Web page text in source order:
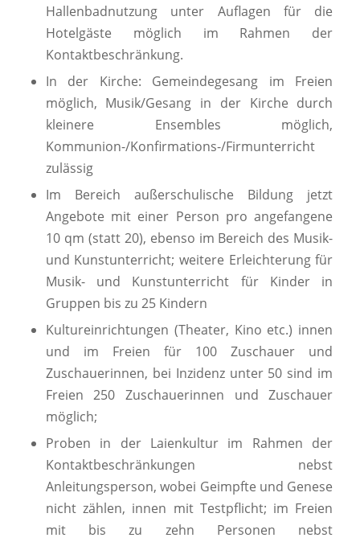
Hallenbadnutzung unter Auflagen für die
Hotelgäste möglich im Rahmen der
Kontaktbeschränkung.
In der Kirche: Gemeindegesang im Freien
möglich, Musik/Gesang in der Kirche durch
kleinere Ensembles möglich,
Kommunion-/Konfirmations-/Firmunterricht
zulässig
Im Bereich außerschulische Bildung jetzt
Angebote mit einer Person pro angefangene
10 qm (statt 20), ebenso im Bereich des Musik-
und Kunstunterricht; weitere Erleichterung für
Musik- und Kunstunterricht für Kinder in
Gruppen bis zu 25 Kindern
Kultureinrichtungen (Theater, Kino etc.) innen
und im Freien für 100 Zuschauer und
Zuschauerinnen, bei Inzidenz unter 50 sind im
Freien 250 Zuschauerinnen und Zuschauer
möglich;
Proben in der Laienkultur im Rahmen der
Kontaktbeschränkungen nebst
Anleitungsperson, wobei Geimpfte und Genese
nicht zählen, innen mit Testpflicht; im Freien
mit bis zu zehn Personen nebst